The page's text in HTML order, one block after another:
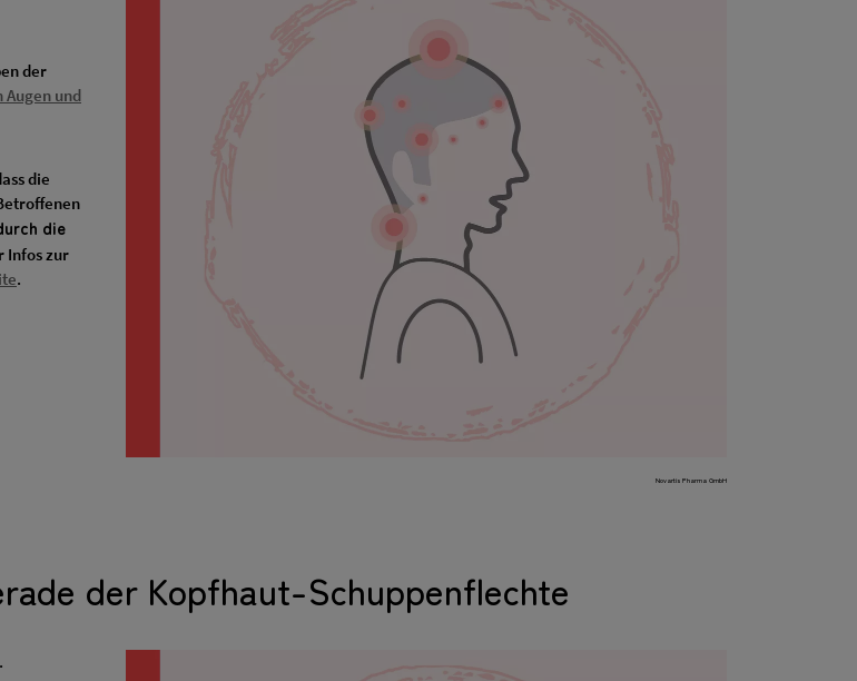
der
Augen und
die
die
Infos zur
.
Novartis Pharma GmbH
der Kopfhaut-Schuppenflechte